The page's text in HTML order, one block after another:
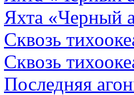
Яхта «Черный
Сквозь
Сквозь
Последняя